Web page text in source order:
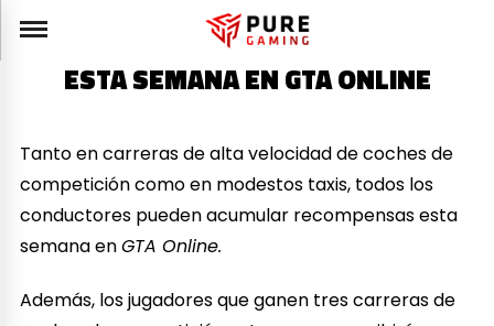
ESTA SEMANA EN GTA ONLINE
Tanto en carreras de alta velocidad de coches de
competición como en modestos taxis, todos los
conductores pueden acumular recompensas esta
semana enGTA Online.
Además, los jugadores que ganen tres carreras de